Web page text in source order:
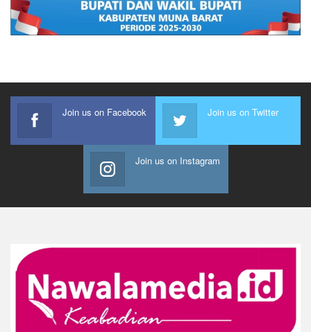
Join us on Facebook Join us on Twitter
Join us on Instagram